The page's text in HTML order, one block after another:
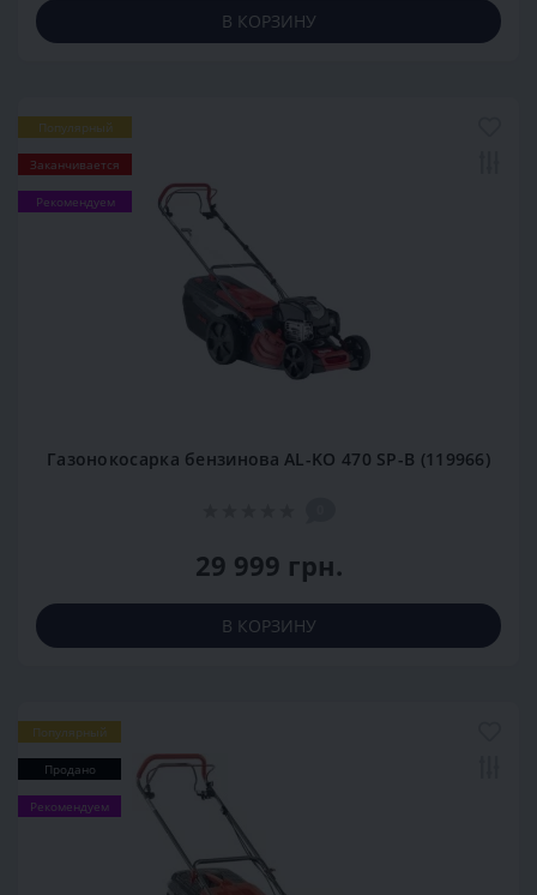
В КОРЗИНУ
Популярный
Заканчивается
Рекомендуем
Газонокосарка бензинова AL-KO 470 SP-B (119966)
29 999 грн.
В КОРЗИНУ
Популярный
Продано
Рекомендуем